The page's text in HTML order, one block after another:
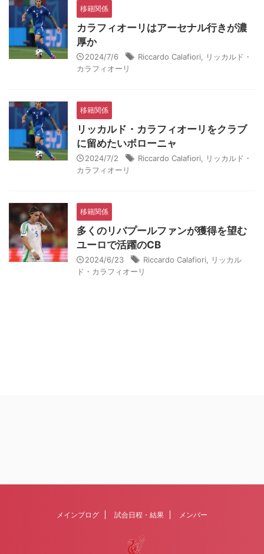
移籍関係
カラフィオーリはアーセナル行きが濃
厚か
2024/7/6 Riccardo Calafiori
リッカルド・
カラフィオーリ
移籍関係
リッカルド・カラフィオーリをクラブ
に留めたいボローニャ
2024/7/2 Riccardo Calafiori
リッカルド・
カラフィオーリ
移籍関係
多くのリバプールファンが獲得を望む
ユーロで活躍のCB
2024/6/23 Riccardo Calafiori
リッカル
ド・カラフィオーリ
メインブログ 試合日程・結果 メンバー